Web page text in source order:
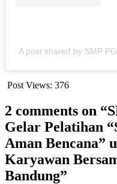
A post shared by SMP
Post Views: 376
2 comments on
Gelar Pelatihan
Aman Bencana”
Karyawan
Bandung”